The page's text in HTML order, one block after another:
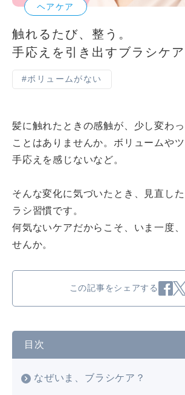
ヘアケア
触れるたび、整う。
手応えを引き出すブラシケア
#ボリュームがない
髪に触れたときの感触が、少し変わ
ことはありませんか。ボリュームやツ
手応えを感じないなど。
そんな変化に気づいたとき、見直し
ラシ習慣です。
何気ないケアだからこそ、いま一度
せんか。
この記事をシェアする
目次
なぜいま、ブラシケア？